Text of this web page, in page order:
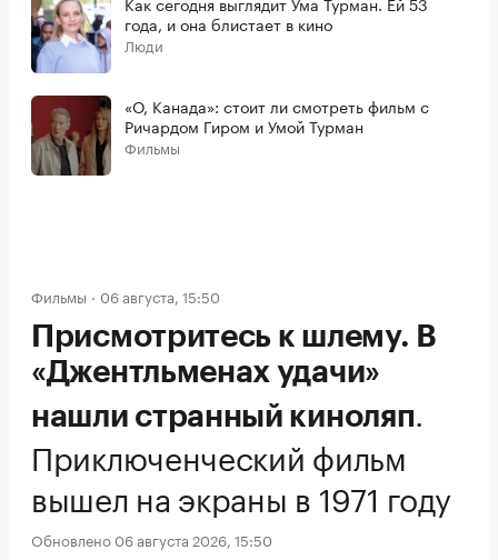
года, и она блистает в кино
Люди
«О, Канада»: стоит ли смотреть фильм с
Ричардом Гиром и Умой Турман
Фильмы
Фильмы 06 августа, 15:50
Присмотритесь к шлему. В
«Джентльменах удачи»
нашли странный киноляп.
Приключенческий фильм
вышел на экраны в 1971 году
Обновлено 06 августа 2026, 15:50